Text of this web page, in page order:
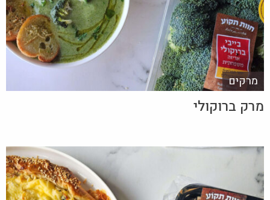
מרקים
מרק ברוקולי